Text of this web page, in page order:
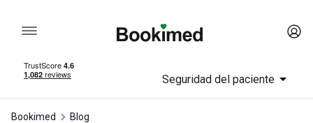
Seguridad del paciente
Bookimed Blog